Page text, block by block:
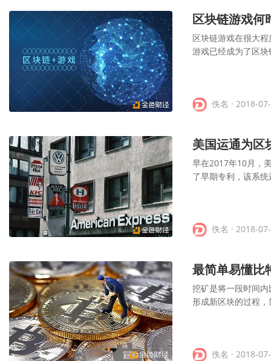
区块链游戏何
区块链游戏在很大
游戏已经成为了区
佚名 · 2018-
美国运通为区
早在2017年10月，
了早期专利，该系
佚名 · 2018-
最简单易懂比
挖矿是将一段时间
形成新区块的过程
佚名 · 2018-